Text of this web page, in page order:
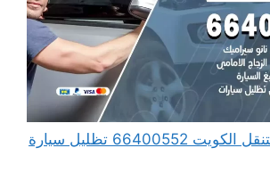
تظليل سيارات متنقل الكويت 66400552 تظليل سيارة